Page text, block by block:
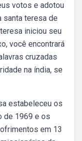
votos e adotou
santa teresa de
iniciou seu
você encontrará
cruzadas
na índia, se
estabeleceu os
de 1969 e os
em 13